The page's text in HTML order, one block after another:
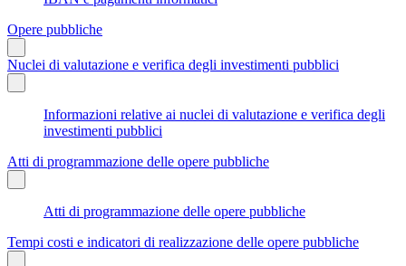
Opere pubbliche
Nuclei di valutazione e verifica degli investimenti pubblici
Informazioni relative ai nuclei di valutazione e verifica degli
investimenti pubblici
Atti di programmazione delle opere pubbliche
Atti di programmazione delle opere pubbliche
Tempi costi e indicatori di realizzazione delle opere pubbliche